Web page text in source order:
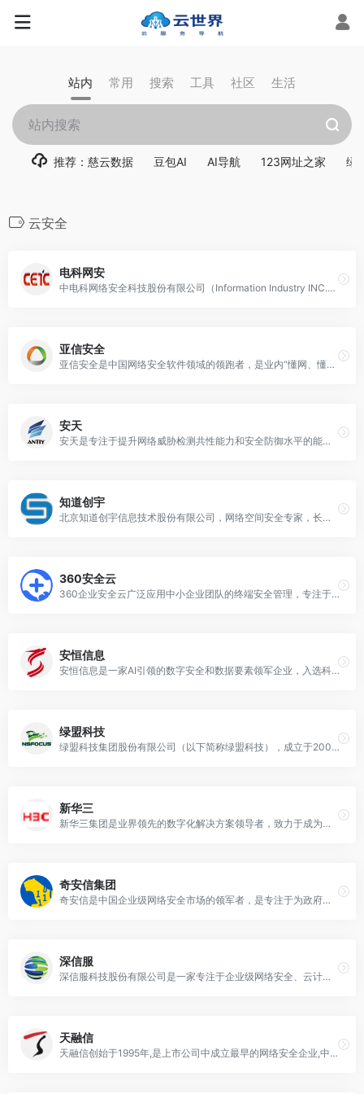
站内 常用 搜索 工具 社区 生活
推荐：慈云数据 豆包AI AI导航 123网址之家 绿
云安全
电科网安
中电科网络安全科技股份有限公司（Information Industry INC.），1998年成立，国内知名密码产品、网络安全产品、安全运维服务和行业安全解决方案综合提供商，国内最早专业从事网络信息安全的上市企业，首批商密产品研发、生产、销售资质单位。公司拥有从芯片、模块、整机、系统到整体解决方案与安全服务的完整网络信息安全业务体系，横跨网络安全、主机安全、数据安全、应用安全、移动安全等多个领域，面向党政、政法、军队、军工、金融、能源、教育、医疗、通信等各行业用户提供全面的信息安全整体解决方案。
亚信安全
亚信安全是中国网络安全软件领域的领跑者，是业内“懂网、懂云”的网络安全公司。承继亚信30年互联网建设经验，肩负守护互联网之使命，亚信安全于2015年正式启航，目前已成为建设中国网络安全的重要力量。
安天
安天是专注于提升网络威胁检测共性能力和安全防御水平的能力型安全厂商。通过20余年自主研发积累，安天强化了面向全体系结构和系统平台所研发的AVL SDK反病毒引擎。安天产品和生态伙伴产品通过嵌入AVL SDK获得病毒和恶意代码检测能力，依托自主研发的澜砥威胁分析大模型，基于引擎共性能力、威胁分析体系、赛博超脑分析平台实现更快速的能力迭代。安天打造了聚焦主机系统和工作负载安全场景的政企安全产品，提升客户的威胁检测、防护、分析、猎杀能力，支撑客户达成敏捷高效的运营闭环。
知道创宇
北京知道创宇信息技术股份有限公司，网络空间安全专家，长期致力于为政府、企业类客户提供完善的云安全解决方案。被评为亚洲20家极具价值企业、中国最酷网络安全公司。
360安全云
360企业安全云广泛应用中小企业团队的终端安全管理，专注于企业级用户的在线安全解决方案，简单高效的后台控制中心与安全功能管理，解决企业对安全统一管理的需求。360企业安全云提供统一终端安全管理、勒索病毒防护、上网行为管理、数据安全管理、软件管理、资产管理等6大核心功能，致力解决企业用户普遍的网络安全问题，助力企业数字化转型，让网络更安全，管理更轻松。
安恒信息
安恒信息是一家AI引领的数字安全和数据要素领军企业，入选科创板创新力30强，以DAS（数据保护和利用、AI、安全服务）为核心战略，以安全AI智能体恒脑3.0驱动，为逾10万家政企单位客户提供安全产品及服务。
绿盟科技
绿盟科技集团股份有限公司（以下简称绿盟科技），成立于2000年4月，总部位于北京。公司于2014年1月29日在深圳证券交易所创业板上市，证券代码：300369。绿盟科技在国内设有50余个分支机构，为政府、金融、运营商、能源、交通、科教文卫等各大行业用户与各类型企业用户，提供全线网络安全产品、全方位安全解决方案和体系化安全运营服务。
新华三
新华三集团是业界领先的数字化解决方案领导者，致力于成为客户业务创新、数字化转型最可信赖的合作伙伴。主营产品有路由器,大数据,交换机,物联网,云计算,服务器,SDN,NFV,智慧城市,数字经济,数字化转型,数据中心
奇安信集团
奇安信是中国企业级网络安全市场的领军者，是专注于为政府和企业提供新一代网络安全产品和服务的综合型集团公司。公司以“数据驱动安全”为技术思想，创新建立了新一代协同防御体系，全面涵盖大数据安全分析、网关安全、终端安全、网站安全、移动安全、云安全、无线安全、数据安全、代码安全等全领域安全产品及解决方案。
深信服
深信服科技股份有限公司是一家专注于企业级网络安全、云计算与物联网的创新产品和服务供应商，致力于承载各行业用户数字化、智能化转型过程中的基石性工作，从而让每个用户的数智化更简单、更安全。
天融信
天融信创始于1995年,是上市公司中成立最早的网络安全企业,中国第一台商用防火墙的缔造者,已连续25年位居国内防火墙市场占有率第一,面向基础网络/工业互联网/物联网/车联网等全业务场景,融合AI打造出全系列网络安全与智算云产品、服务及综合解决方案体系.第四个“十年”发展期,天融信致力于成为中国领先的网络安全与智算云解决方案提供商.